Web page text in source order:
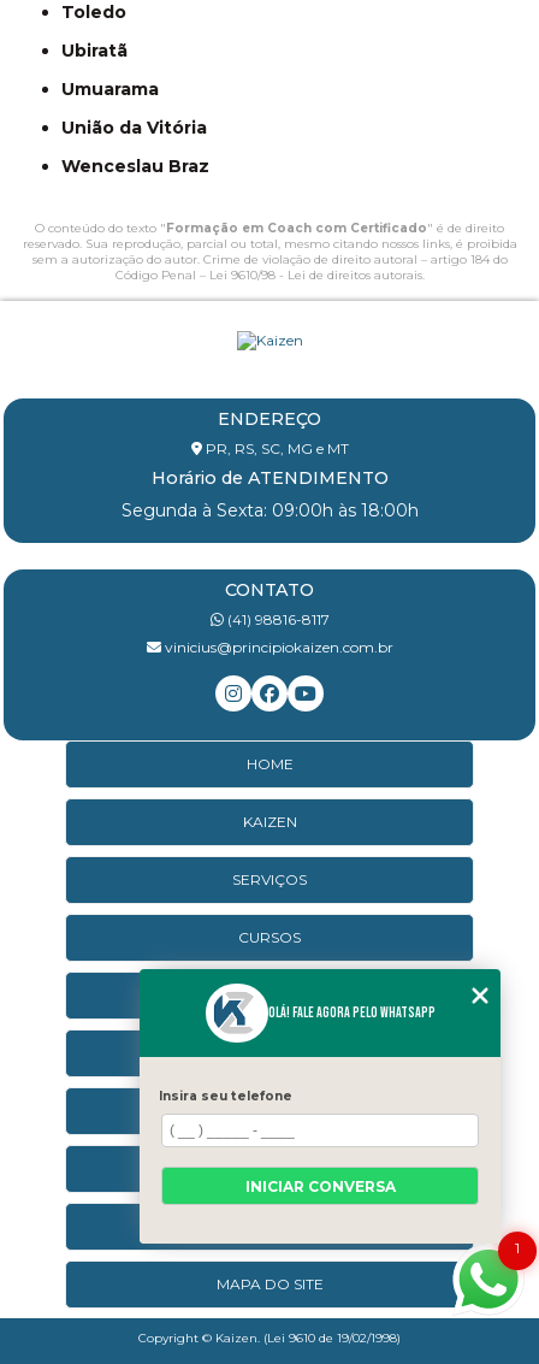
Toledo
Ubiratã
Umuarama
União da Vitória
Wenceslau Braz
O conteúdo do texto " Formação em Coach com Certificado" é de direito
reservado. Sua reprodução, parcial ou total, mesmo citando nossos links, é proibida
sem a autorização do autor. Crime de violação de direito autoral – artigo 184 do
Código Penal – Lei 9610/98 - Lei de direitos autorais.
ENDEREÇO
PR, RS, SC, MG e MT
Horário de ATENDIMENTO
Segunda à Sexta: 09:00h às 18:00h
CONTATO
(41) 98816-8117
vinicius@principiokaizen.com.br
HOME
KAIZEN
SERVIÇOS
CURSOS
CURSOS ONLINE
CONTATO
CATEGORIAS
MAPA DO SITE
Copyright © Kaizen. (Lei 9610 de 19/02/1998)
1
Olá! Fale agora pelo WhatsApp
Insira seu telefone
INICIAR CONVERSA